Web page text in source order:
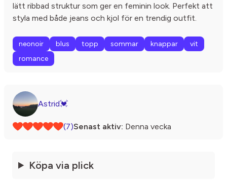
lätt ribbad struktur som ger en feminin look. Perfekt att
styla med både jeans och kjol för en trendig outfit.
neonoir blus topp sommar knappar
vit
romance
Astrid💓
(7)Senast aktiv: Denna vecka
Köpa via plick